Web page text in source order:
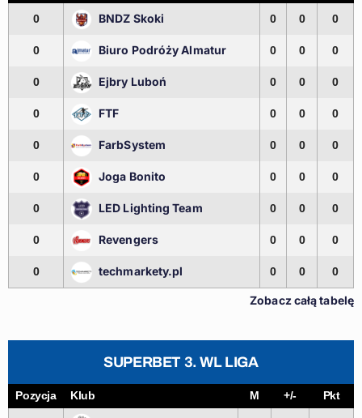
0 BNDZ Skoki 0 0 0
0 Biuro Podróży Almatur 0 0 0
0 Ejbry Luboń 0 0 0
0 FTF 0 0 0
0 FarbSystem 0 0 0
0 Joga Bonito 0 0 0
0 LED Lighting Team 0 0 0
0 Revengers 0 0 0
0 techmarkety.pl 0 0 0
Zobacz całą tabelę
SUPERBET 3. WL LIGA
Pozycja Klub M +/- Pkt